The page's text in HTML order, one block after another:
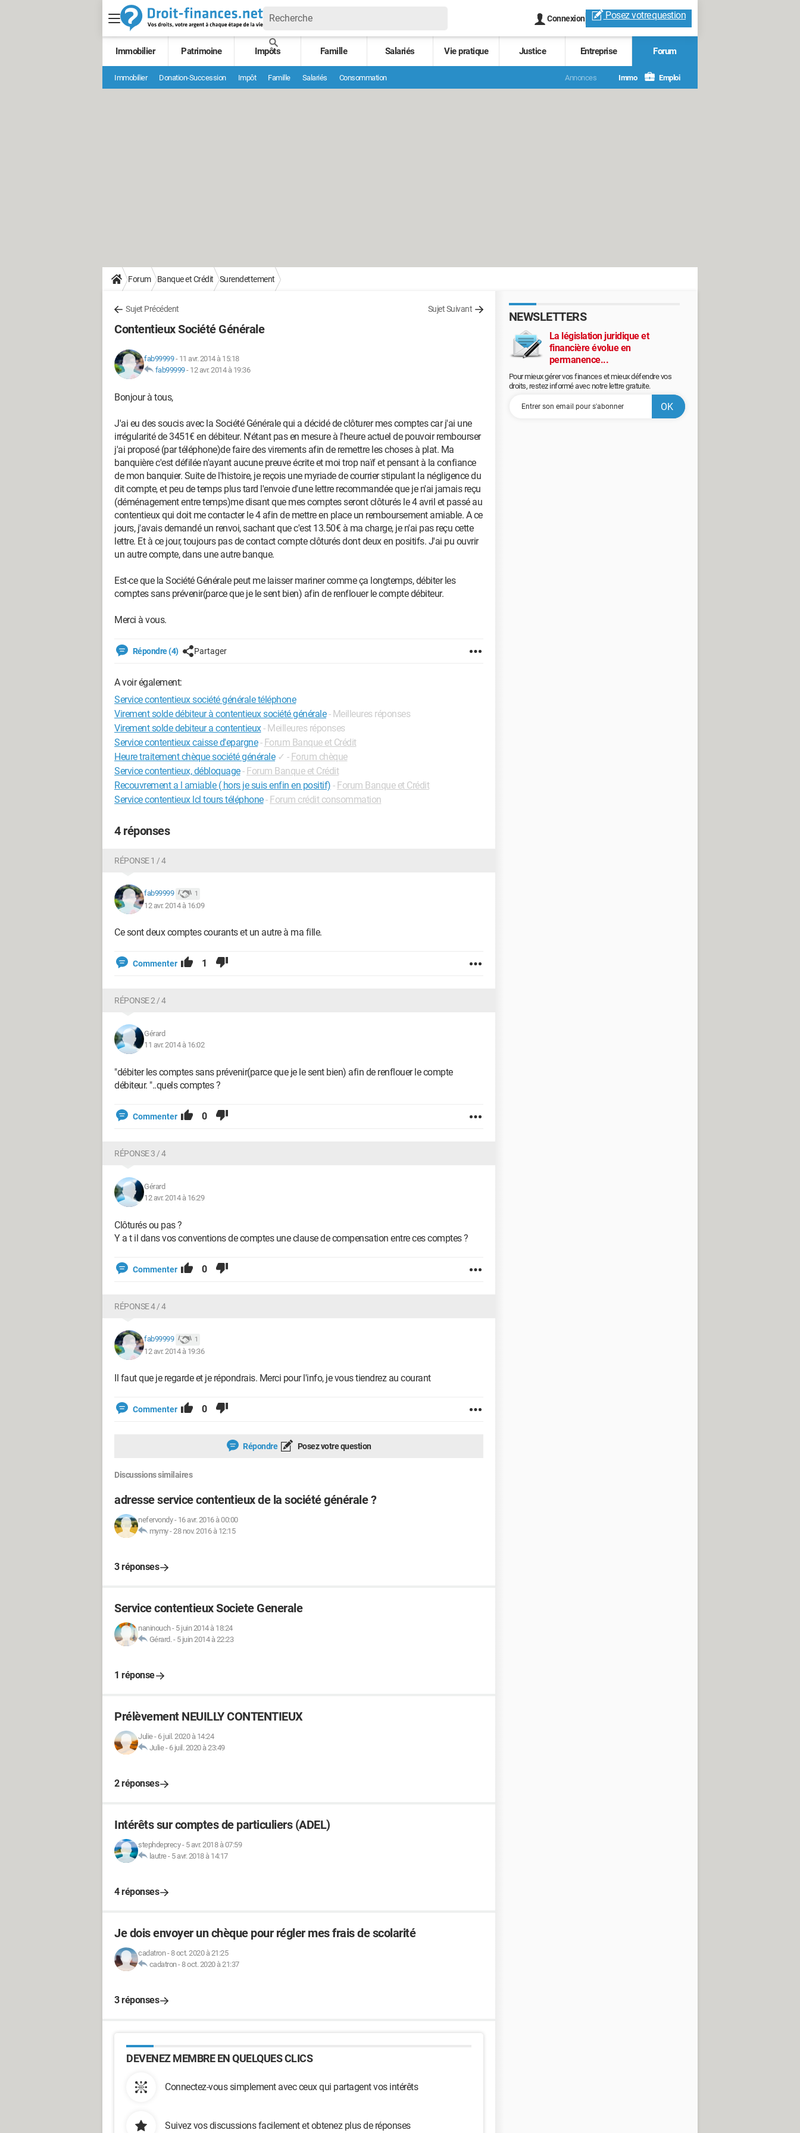
Connexion Posez votrequestion
Immobilier Patrimoine Impôts Famille Salariés Vie pratique Justice Entreprise Forum
Immobilier Donation-Succession Impôt Famille Salariés Consommation Annonces Immo Emploi
Forum Banque et Crédit Surendettement
Sujet Précédent Sujet Suivant
Contentieux Société Générale
fab99999- 11 avr. 2014 à 15:18
fab99999- 12 avr. 2014 à 19:36
Bonjour à tous,
J'ai eu des soucis avec la Société Générale qui a décidé de clôturer mes comptes car j'ai une
irrégularité de 3451€ en débiteur. N'étant pas en mesure à l'heure actuel de pouvoir rembourser
j'ai proposé (par téléphone)de faire des virements afin de remettre les choses à plat. Ma
banquière c'est défilée n'ayant aucune preuve écrite et moi trop naïf et pensant à la confiance
de mon banquier. Suite de l'histoire, je reçois une myriade de courrier stipulant la négligence du
dit compte, et peu de temps plus tard l'envoie d'une lettre recommandée que je n'ai jamais reçu
(déménagement entre temps)me disant que mes comptes seront clôturés le 4 avril et passé au
contentieux qui doit me contacter le 4 afin de mettre en place un remboursement amiable. A ce
jours, j'avais demandé un renvoi, sachant que c'est 13.50€ à ma charge, je n'ai pas reçu cette
lettre. Et à ce jour, toujours pas de contact compte clôturés dont deux en positifs. J'ai pu ouvrir
un autre compte, dans une autre banque.
Est-ce que la Société Générale peut me laisser mariner comme ça longtemps, débiter les
comptes sans prévenir(parce que je le sent bien) afin de renflouer le compte débiteur.
Merci à vous.
Répondre (4) Partager
A voir également:
Service contentieux société générale téléphone
Virement solde débiteur à contentieux société générale - Meilleures réponses
Virement solde debiteur a contentieux- Meilleures réponses
Service contentieux caisse d'epargne - Forum Banque et Crédit
Heure traitement chèque société générale ✓ - Forum chèque
Service contentieux, débloquage- Forum Banque et Crédit
Recouvrement a l amiable ( hors je suis enfin en positif) - Forum Banque et Crédit
Service contentieux lcl tours téléphone- Forum crédit consommation
4 réponses
RÉPONSE 1 / 4
fab99999 1
12 avr. 2014 à 16:09
Ce sont deux comptes courants et un autre à ma fille.
Commenter 1
RÉPONSE 2 / 4
Gérard
11 avr. 2014 à 16:02
"débiter les comptes sans prévenir(parce que je le sent bien) afin de renflouer le compte
débiteur. "..quels comptes ?
Commenter 0
RÉPONSE 3 / 4
Gérard
12 avr. 2014 à 16:29
Clôturés ou pas ?
Y a t il dans vos conventions de comptes une clause de compensation entre ces comptes ?
Commenter 0
RÉPONSE 4 / 4
fab99999 1
12 avr. 2014 à 19:36
Il faut que je regarde et je répondrais. Merci pour l'info, je vous tiendrez au courant
Commenter 0
Répondre Posez votre question
Discussions similaires
adresse service contentieux de la société générale ?
nefervondy- 16 avr. 2016 à 00:00
mymy-28 nov. 2016 à 12:15
3 réponses
Service contentieux Societe Generale
naninouch- 5 juin 2014 à 18:24
Gérard.- 5 juin 2014 à 22:23
1 réponse
Prélèvement NEUILLY CONTENTIEUX
Julie- 6 juil. 2020 à 14:24
Julie- 6 juil. 2020 à 23:49
2 réponses
Intérêts sur comptes de particuliers (ADEL)
stephdeprecy- 5 avr. 2018 à 07:59
lautre- 5 avr. 2018 à 14:17
4 réponses
Je dois envoyer un chèque pour régler mes frais de scolarité
cadatron-8 oct. 2020 à 21:25
cadatron-8 oct. 2020 à 21:37
3 réponses
DEVENEZ MEMBRE EN QUELQUES CLICS
Connectez-vous simplement avec ceux qui partagent vos intérêts
Suivez vos discussions facilement et obtenez plus de réponses
NEWSLETTERS
La législation juridique et
financière évolue en
permanence...
Pour mieux gérer vos finances et mieux défendre vos
droits, restez informé avec notre lettre gratuite.